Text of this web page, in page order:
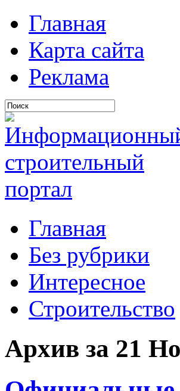
Главная
Карта сайта
Реклама
Главная
Без рубрики
Интересное
Строительство
Архив за 21